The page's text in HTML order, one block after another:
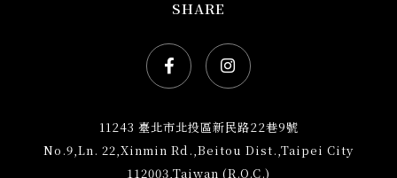
SHARE
Facebook社群網站icon
Instagram社群網站
11243 臺北市北投區新民路22巷9號
No.9,Ln. 22,Xinmin Rd.,Beitou Dist.,Taipei City
112003,Taiwan (R.O.C.)